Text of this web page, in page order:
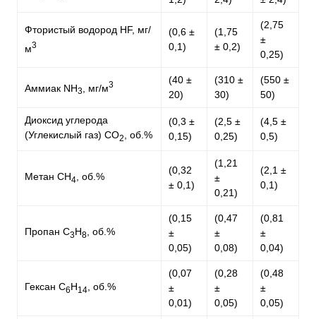
Фтористый водород HF, мг/
м3
(0,6 ±
0,1)
(1,75
± 0,2)
(2,75
±
0,25)
Аммиак NH3 , мг/м3
(40 ±
20)
(310 ±
30)
(550 ±
50)
Диоксид углерода
(Углекислый газ) CO2 , об.%
(0,3 ±
0,15)
(2,5 ±
0,25)
(4,5 ±
0,5)
Метан CH4 , об.%
(0,32
± 0,1)
(1,21
±
0,21)
(2,1 ±
0,1)
Пропан C3H8 , об.%
(0,15
±
0,05)
(0,47
±
0,08)
(0,81
±
0,04)
Гексан C6H14 , об.%
(0,07
±
0,01)
(0,28
±
0,05)
(0,48
±
0,05)